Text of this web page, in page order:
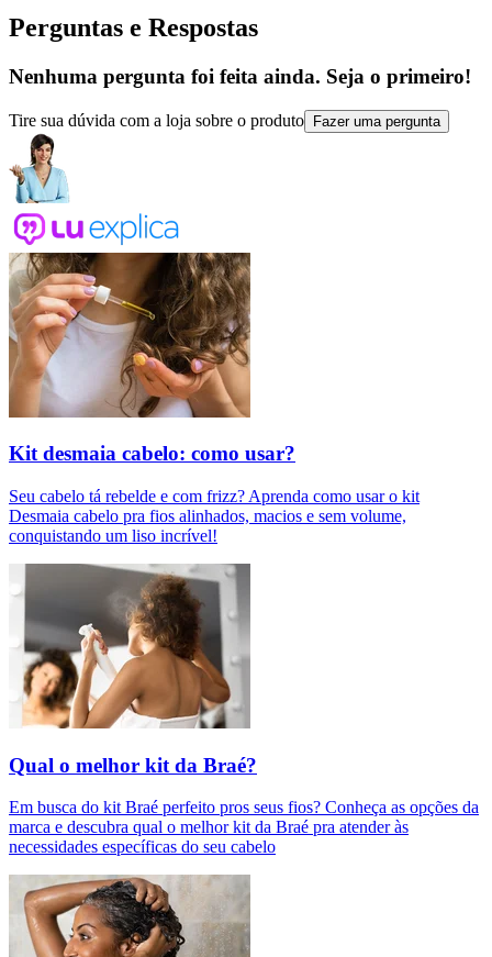
Perguntas e Respostas
Nenhuma pergunta foi feita ainda. Seja o primeiro!
Tire sua dúvida com a loja sobre o produto Fazer uma pergunta
Kit desmaia cabelo: como usar?
Seu cabelo tá rebelde e com frizz? Aprenda como usar o kit
Desmaia cabelo pra fios alinhados, macios e sem volume,
conquistando um liso incrível!
Qual o melhor kit da Braé?
Em busca do kit Braé perfeito pros seus fios? Conheça as opções da
marca e descubra qual o melhor kit da Braé pra atender às
necessidades específicas do seu cabelo